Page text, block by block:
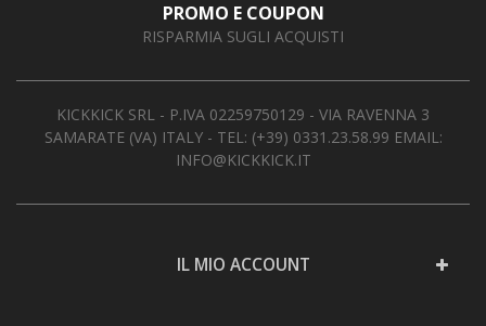
PROMO E COUPON
RISPARMIA SUGLI ACQUISTI
KICKKICK SRL - P.IVA 02259750129 - VIA RAVENNA 3
SAMARATE (VA) ITALY - TEL: (+39) 0331.23.58.99 EMAIL:
INFO@KICKKICK.IT
IL MIO ACCOUNT